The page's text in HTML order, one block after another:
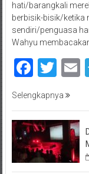
hati/barangkali
berbisik-bisik/ketika
sendiri/penguasa
Wahyu
Selengkapnya